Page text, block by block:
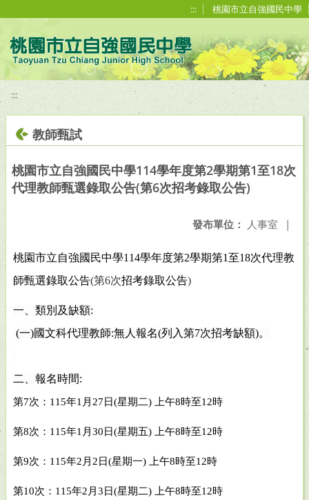
::: 桃園市立自強國民中學
:::
教師甄試
桃園市立自強國民中學114學年度第2學期第1至18次
代理教師甄選錄取公告(第6次招考錄取公告)
發布單位： 人事室 |
桃園市立自強國民中學114學年度第2學期第1至18次代理教
師甄選錄取公告(第6次招考錄取公告)
一、類別及缺額:
(一)國文科代理教師:無人報名(列入第7次招考缺額)。
二、報名時間:
第7次： 115年1 月 27日(星期二) 上午8時至12時
第8次： 115年1 月30日(星期五) 上午8時至12時
第9次： 115年2 月 2日(星期一) 上午8時至12時
第10次： 115年2 月3日(星期二) 上午8時至12時